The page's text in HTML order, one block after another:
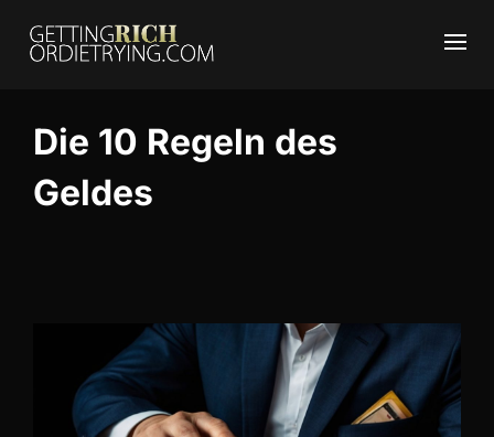
Die 10 Regeln des
Geldes